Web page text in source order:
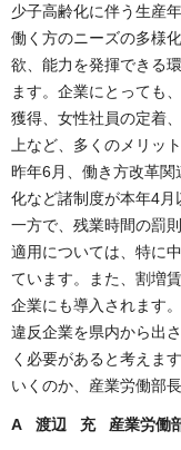
少子高齢化に伴う生産
働く方のニーズの多様
欲、能力を発揮できる
ます。企業にとっても
獲得、女性社員の定着
上など、多くのメリッ
昨年6月、働き方改革
化など諸制度が本年4月
一方で、残業時間の罰
適用については、特に
ています。また、割増
企業にも導入されます
違反企業を県内から出
く必要があると考えま
いくのか、産業労働部
A 渡辺 充 産業労働